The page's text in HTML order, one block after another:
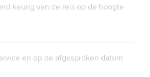
keurig van de reis op de hoogte
en op de afgesproken datum